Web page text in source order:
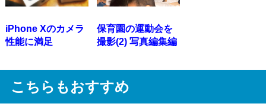
iPhone Xのカメラ
性能に満足
保育園の運動会を
撮影(2) 写真編集編
こちらもおすすめ